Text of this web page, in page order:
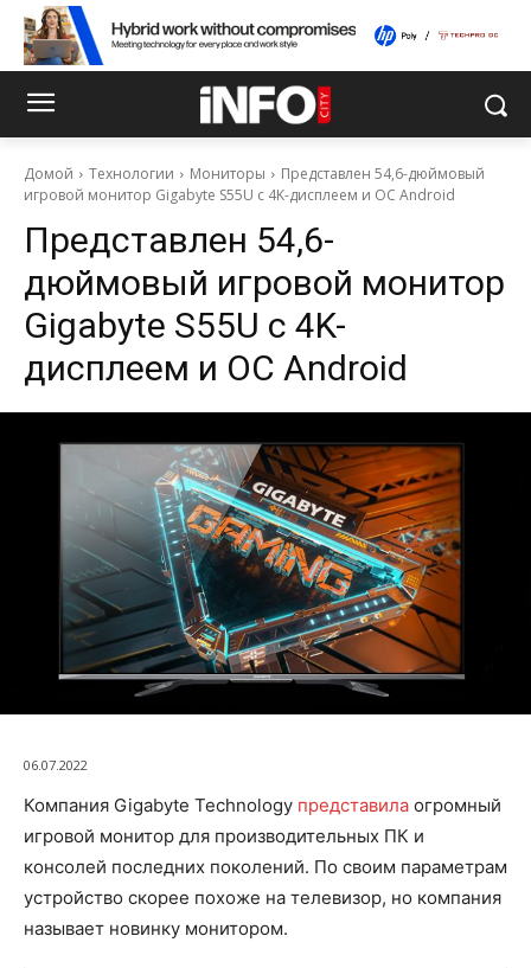
Домой Технологии Мониторы
Представлен 54,6-дюймовый
игровой монитор Gigabyte S55U с 4K-дисплеем и ОС Android
Представлен 54,6-
дюймовый игровой монитор
Gigabyte S55U с 4K-
дисплеем и ОС Android
06.07.2022
Компания Gigabyte Technology представила огромный
игровой монитор для производительных ПК и
консолей последних поколений. По своим параметрам
устройство скорее похоже на телевизор, но компания
называет новинку монитором.